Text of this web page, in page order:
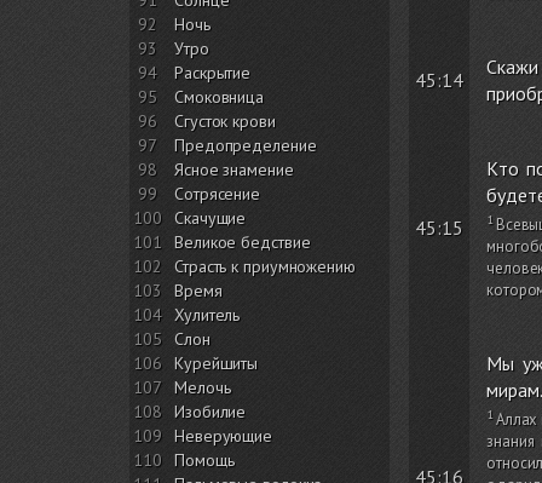
92
Ночь
93
Утро
94
Раскрытие
95
Смоковница
96
Сгусток крови
97
Предопределение
98
Ясное знамение
99
Сотрясение
100 Скачущие
101
Великое бедствие
102
Страсть к приумножению
103
Время
104 Хулитель
105 Слон
106 Курейшиты
107 Мелочь
108 Изобилие
109 Неверующие
110 Помощь
45:14
Скажи
45:15
Кто
45:16
Мы
мирам.
Аллах